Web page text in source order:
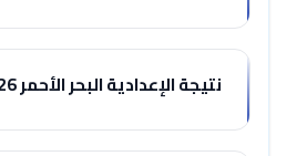
نتيجة الإعدادية البحر الأحمر 2026 ترم ثان 2026